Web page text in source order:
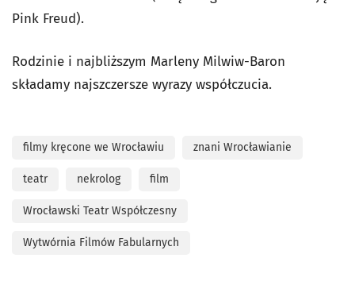
Pink Freud).
Rodzinie i najbliższym Marleny Milwiw-Baron
składamy najszczersze wyrazy współczucia.
filmy kręcone we Wrocławiu znani Wrocławianie
teatr nekrolog film
Wrocławski Teatr Współczesny
Wytwórnia Filmów Fabularnych